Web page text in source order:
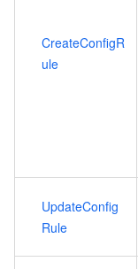
CreateConfigR
ule
UpdateConfig
Rule